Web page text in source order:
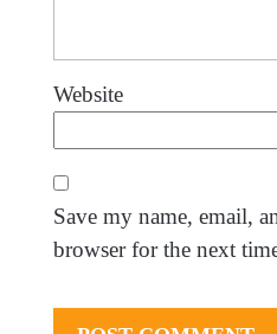
Website
Save my name, email,
browser for the next